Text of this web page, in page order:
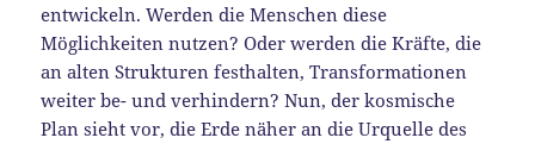
entwickeln. Werden die Menschen diese
Möglichkeiten nutzen? Oder werden die Kräfte, die
an alten Strukturen festhalten, Transformationen
weiter be- und verhindern? Nun, der kosmische
Plan sieht vor, die Erde näher an die Urquelle des